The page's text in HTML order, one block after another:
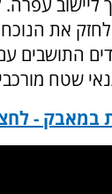
ליישוב
את
התושבים עם
שטח
במאבק -